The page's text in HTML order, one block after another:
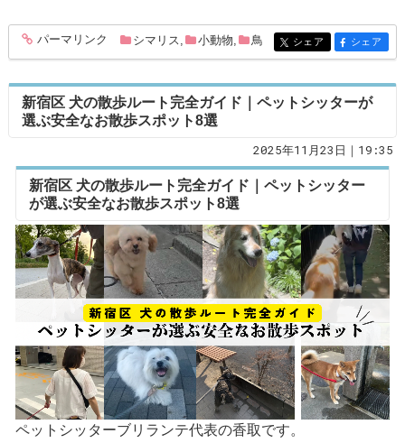
entry314
パーマリンク シマリス 小動物 鳥 entry314
シェア entry314
シェア
新宿区 犬の散歩ルート完全ガイド｜ペットシッターが
選ぶ安全なお散歩スポット8選
2025年11月23日｜19:35
新宿区 犬の散歩ルート完全ガイド｜ペットシッター
が選ぶ安全なお散歩スポット8選
ペットシッターブリランテ代表の香取です。